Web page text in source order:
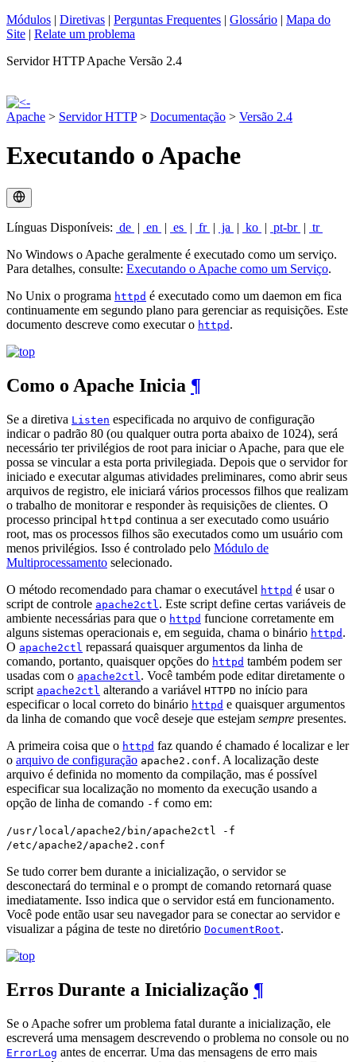
Módulos | Diretivas | Perguntas Frequentes | Glossário | Mapa do
Site | Relate um problema
Servidor HTTP Apache Versão 2.4
Apache > Servidor HTTP> Documentação > Versão 2.4
Executando o Apache
Línguas Disponíveis: de | en | es | fr | ja | ko | pt-br | tr
No Windows o Apache geralmente é executado como um serviço.
Para detalhes, consulte: Executando o Apache como um Serviço.
No Unix o programa httpd é executado como um daemon em fica
continuamente em segundo plano para gerenciar as requisições. Este
documento descreve como executar o httpd .
Como o Apache Inicia ¶
Se a diretiva Listen especificada no arquivo de configuração
indicar o padrão 80 (ou qualquer outra porta abaixo de 1024), será
necessário ter privilégios de root para iniciar o Apache, para que ele
possa se vincular a esta porta privilegiada. Depois que o servidor for
iniciado e executar algumas atividades preliminares, como abrir seus
arquivos de registro, ele iniciará vários processos filhos que realizam
o trabalho de monitorar e responder às requisições de clientes. O
processo principal httpd continua a ser executado como usuário
root, mas os processos filhos são executados como um usuário com
menos privilégios. Isso é controlado pelo Módulo de
Multiprocessamento selecionado.
O método recomendado para chamar o executável httpd é usar o
script de controle apache2ctl . Este script define certas variáveis ​​de
ambiente necessárias para que o httpd funcione corretamente em
alguns sistemas operacionais e, em seguida, chama o binário httpd .
O apache2ctl repassará quaisquer argumentos da linha de
comando, portanto, quaisquer opções do httpd também podem ser
usadas com o apache2ctl . Você também pode editar diretamente o
script apache2ctl alterando a variável HTTPD no início para
especificar o local correto do binário httpd e quaisquer argumentos
da linha de comando que você deseje que estejam sempre presentes.
A primeira coisa que o httpd faz quando é chamado é localizar e ler
o arquivo de configuração apache2.conf. A localização deste
arquivo é definida no momento da compilação, mas é possível
especificar sua localização no momento da execução usando a
opção de linha de comando -f como em:
/usr/local/apache2/bin/apache2ctl -f
/etc/apache2/apache2.conf
Se tudo correr bem durante a inicialização, o servidor se
desconectará do terminal e o prompt de comando retornará quase
imediatamente. Isso indica que o servidor está em funcionamento.
Você pode então usar seu navegador para se conectar ao servidor e
visualizar a página de teste no diretório DocumentRoot.
Erros Durante a Inicialização ¶
Se o Apache sofrer um problema fatal durante a inicialização, ele
escreverá uma mensagem descrevendo o problema no console ou no
ErrorLog antes de encerrar. Uma das mensagens de erro mais